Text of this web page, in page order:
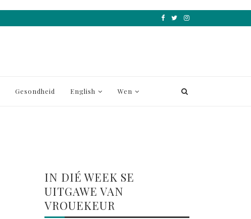
Gesondheid English Wen
IN DIÉ WEEK SE
UITGAWE VAN
VROUEKEUR